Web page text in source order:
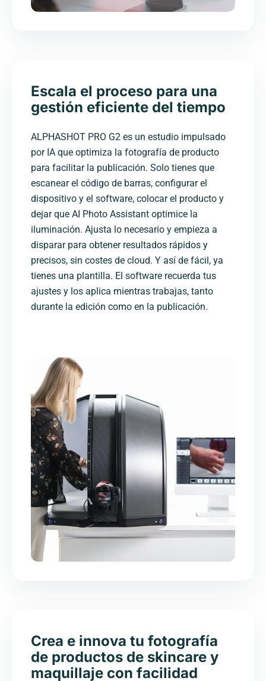
Escala el proceso para una
gestión eficiente del tiempo
ALPHASHOT PRO G2 es un estudio impulsado
por IA que optimiza la fotografía de producto
para facilitar la publicación. Solo tienes que
escanear el código de barras, configurar el
dispositivo y el software, colocar el producto y
dejar que AI Photo Assistant optimice la
iluminación. Ajusta lo necesario y empieza a
disparar para obtener resultados rápidos y
precisos, sin costes de cloud. Y así de fácil, ya
tienes una plantilla. El software recuerda tus
ajustes y los aplica mientras trabajas, tanto
durante la edición como en la publicación.
Crea e innova tu fotografía
de productos de skincare y
maquillaje con facilidad